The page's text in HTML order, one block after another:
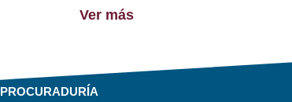
Ver más
PROCURADURÍA